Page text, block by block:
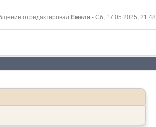
отредактировал Емеля -Сб, 17.05.2025, 21:48